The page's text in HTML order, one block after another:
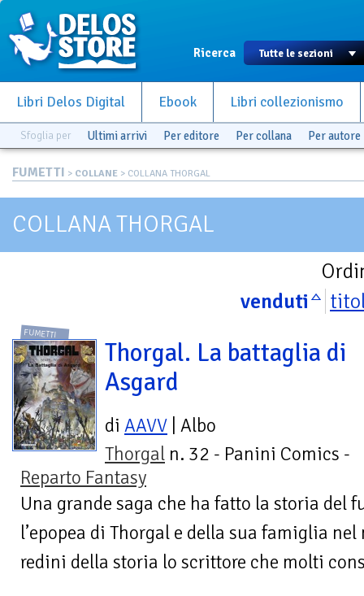
Ricerca
Libri Delos Digital Ebook Libri collezionismo
Sfoglia per Ultimi arrivi Per editore Per collana Per autore
FUMETTI > COLLANE > COLLANA THORGAL
COLLANA THORGAL
venduti
FUMETTI
Thorgal. La battaglia di
Asgard
di AAVV | Albo
Thorgal n. 32 - Panini Comics -
Reparto Fantasy
Una grande saga che ha fatto la storia del
l’epopea di Thorgal e della sua famiglia
redini della storia lo scrittore che molti